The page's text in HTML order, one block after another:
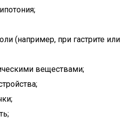
(например, при гастрите или
веществами;